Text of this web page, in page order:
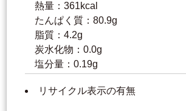
熱量：361kcal
たんぱく質：80.9g
脂質：4.2g
炭水化物：0.0g
塩分量：0.19g
リサイクル表示の有無